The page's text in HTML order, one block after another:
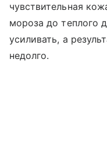
чувствительная
мороза до теплого
усиливать, а
недолго.